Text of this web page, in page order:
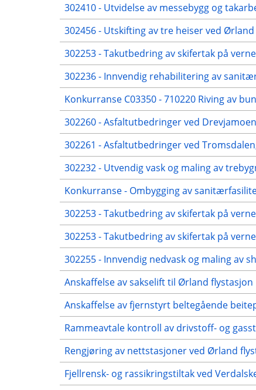
302410 - Utvidelse av messebygg og
302456 - Utskifting av tre heiser ved
302253 - Takutbedring av skifertak på
302236 - Innvendig rehabilitering av
Konkurranse C03350 - 710220 Riving av
302260 - Asfaltutbedringer ved Drevjamoen
302261 - Asfaltutbedringer ved
302232 - Utvendig vask og maling av
Konkurranse - Ombygging av
302253 - Takutbedring av skifertak på
302253 - Takutbedring av skifertak på
302255 - Innvendig nedvask og maling av
Anskaffelse av sakselift til Ørland flystasjon
Anskaffelse av fjernstyrt beltegående
Rammeavtale kontroll av drivstoff- og
Rengjøring av nettstasjoner ved Ørland
Fjellrensk- og rassikringstiltak ved